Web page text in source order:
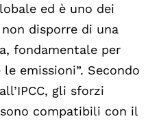
ed è uno dei
disporre di una
fondamentale per
emissioni”. Secondo
gli sforzi
compatibili con il